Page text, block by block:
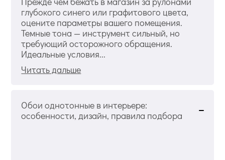
глубокого синего или графитового цвета,
оцените параметры вашего помещения.
Темные тона — инструмент сильный, но
требующий осторожного обращения.
Идеальные условия...
Читать дальше
Обои однотонные в интерьере:
особенности, дизайн, правила подбора